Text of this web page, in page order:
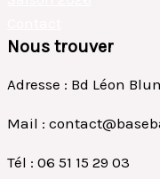
Nous trouver
Adresse : Bd Léon
Mail :
Tél : 06 51 15 29 03